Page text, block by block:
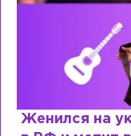
Женился на